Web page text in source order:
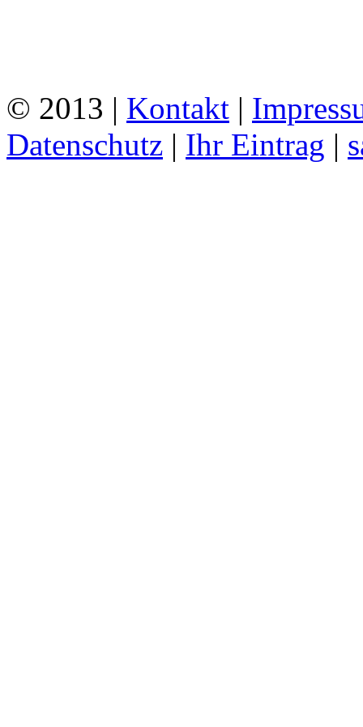
© 2013 | Kontakt |
Datenschutz | Ihr Eintrag |